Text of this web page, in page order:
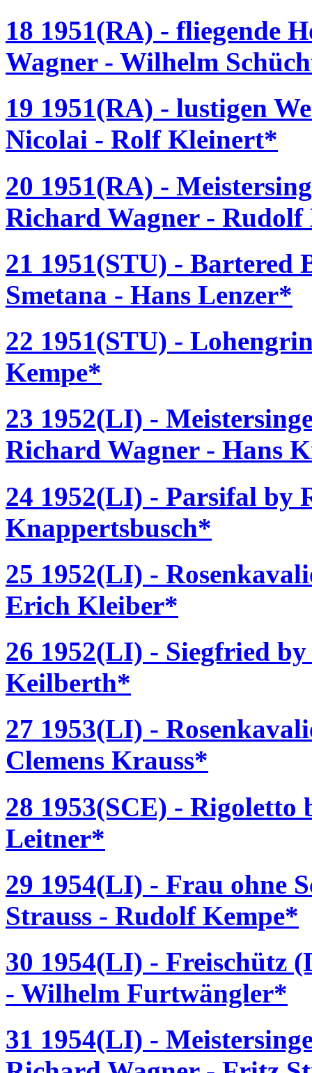
18 1951(RA) - fliegende
Wagner - Wilhelm
19 1951(RA) - lustigen
Nicolai - Rolf Kleinert*
20 1951(RA) -
Richard Wagner - Rudolf
21 1951(STU) - Bartered
Smetana - Hans Lenzer*
22 1951(STU) -
Kempe*
23 1952(LI) -
Richard Wagner - Hans
24 1952(LI) - Parsifal by
Knappertsbusch*
25 1952(LI) -
Erich Kleiber*
26 1952(LI) - Siegfried
Keilberth*
27 1953(LI) -
Clemens Krauss*
28 1953(SCE) -
Leitner*
29 1954(LI) - Frau ohne
Strauss - Rudolf Kempe*
30 1954(LI) - Freischütz
- Wilhelm Furtwängler*
31 1954(LI) -